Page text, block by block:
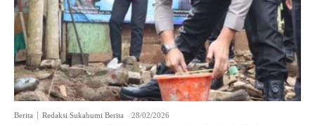
Berita Redaksi Sukabumi Berita - 28/02/2026